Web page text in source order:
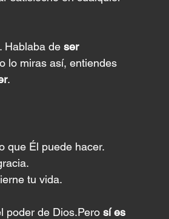
Hablaba de ser
lo miras así, entiendes
.
que Él puede hacer.
tu vida.
poder de Dios.Pero sí es